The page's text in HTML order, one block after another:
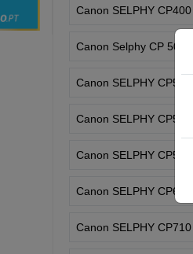
Canon SELPHY CP400
Canon Selphy CP 500
Canon SELPHY CP510
Canon SELPHY CP520
Canon SELPHY CP530
Canon SELPHY CP600
Canon SELPHY CP710